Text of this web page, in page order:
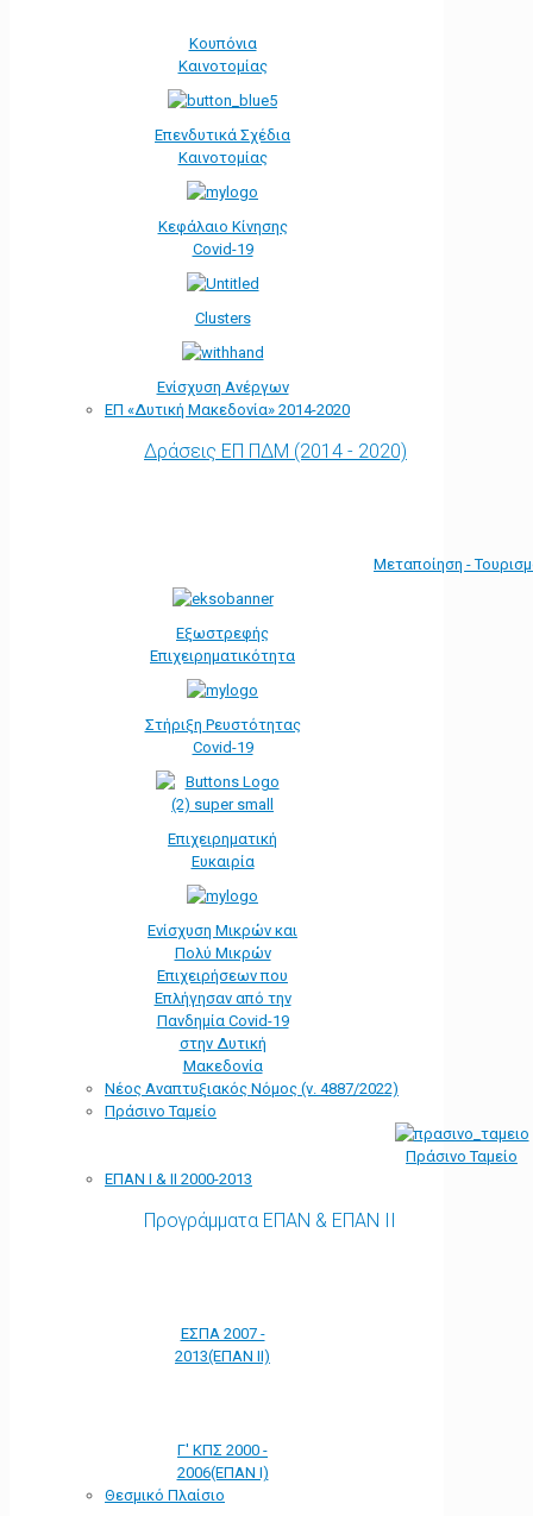
Κουπόνια
Καινοτομίας
Επενδυτικά Σχέδια
Καινοτομίας
Κεφάλαιο Κίνησης
Covid-19
Clusters
Ενίσχυση Ανέργων
ΕΠ «Δυτική Μακεδονία» 2014-2020
Δράσεις ΕΠ ΠΔΜ (2014 - 2020)
Μεταποίηση -
Εξωστρεφής
Επιχειρηματικότητα
Στήριξη Ρευστότητας
Covid-19
Επιχειρηματική
Ευκαιρία
Ενίσχυση Μικρών και
Πολύ Μικρών
Επιχειρήσεων που
Επλήγησαν από την
Πανδημία Covid-19
στην Δυτική
Μακεδονία
Νέος Αναπτυξιακός Νόμος (ν. 4887/2022)
Πράσινο Ταμείο
Πράσινο Ταμείο
ΕΠΑΝ Ι & ΙΙ 2000-2013
Προγράμματα ΕΠΑΝ & ΕΠΑΝ ΙΙ
ΕΣΠΑ 2007 -
2013(ΕΠΑΝ ΙΙ)
Γ' ΚΠΣ 2000 -
2006(ΕΠΑΝ Ι)
Θεσμικό Πλαίσιο